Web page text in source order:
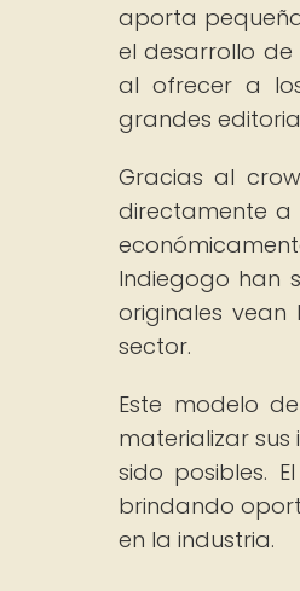
aporta
el desarrollo de
al ofrecer a
grandes
Gracias al
directamente a
Indiegogo han
originales
sector.
Este modelo
materializar
sido posibles.
brindando
en la industria.